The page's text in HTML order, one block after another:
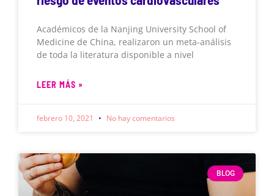
Académicos de la Nanjing University School of
Medicine de China, realizaron un meta-análisis
de toda la literatura disponible a nivel
LEER MÁS »
febrero 10, 2021 No hay comentarios
BLOG